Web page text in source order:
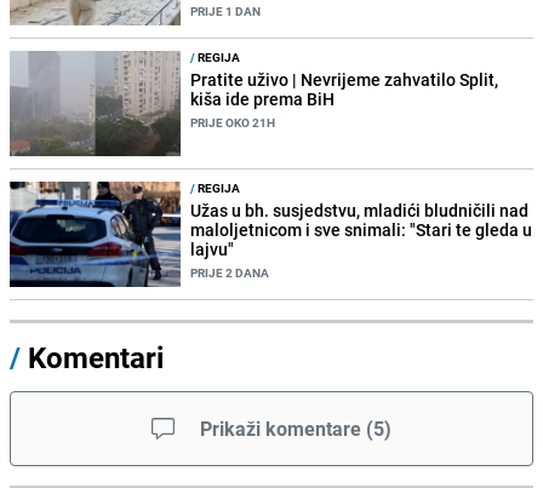
PRIJE 1 DAN
/REGIJA
Pratite uživo | Nevrijeme zahvatilo Split,
kiša ide prema BiH
PRIJE OKO 21H
/REGIJA
Užas u bh. susjedstvu, mladići bludničili nad
maloljetnicom i sve snimali: "Stari te gleda u
lajvu"
PRIJE 2 DANA
/ Komentari
Prikaži komentare (5)